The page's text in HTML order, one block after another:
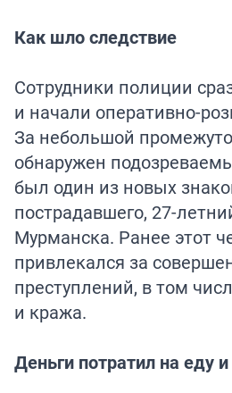
Как шло следствие
Сотрудники полиции
и начали оперативно-
За небольшой
обнаружен
был один из новых
пострадавшего, 27-
Мурманска. Ранее этот
привлекался за
преступлений, в том
и кража.
Деньги потратил на еду